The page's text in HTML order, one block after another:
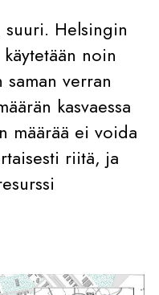
Helsingin
noin
verran
kasvaessa
määrää ei voida
riitä, ja